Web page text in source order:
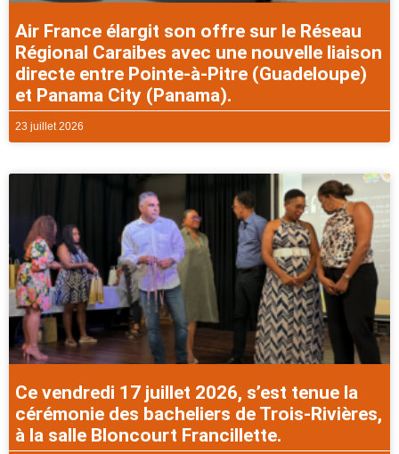
Air France élargit son offre sur le Réseau
Régional Caraibes avec une nouvelle liaison
directe entre Pointe-à-Pitre (Guadeloupe)
et Panama City (Panama).
23 juillet 2026
Ce vendredi 17 juillet 2026, s’est tenue la
cérémonie des bacheliers de Trois-Rivières,
à la salle Bloncourt Francillette.